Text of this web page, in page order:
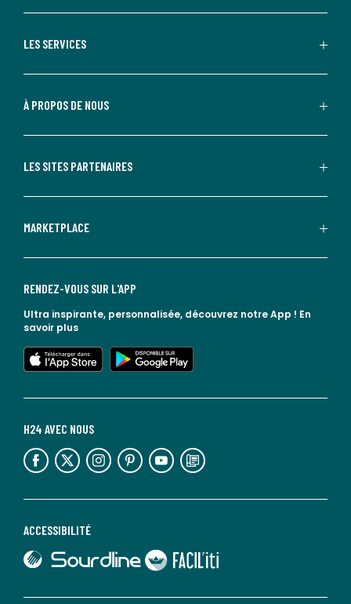
LES SERVICES
À PROPOS DE NOUS
LES SITES PARTENAIRES
MARKETPLACE
ACCESSIBILITÉ
lien vers Sourdline
lien vers Faciliti
H24 AVEC NOUS
lien vers l'espace réseaux sociaux lien vers l'espace réseaux sociaux lien vers l'espace réseaux sociaux lien vers l'espace réseaux sociaux lien vers l'espace réseaux sociaux lien vers le blog la redoute
RENDEZ-VOUS SUR L'APP
Ultra inspirante, personnalisée, découvrez notre App ! En
savoir plus
lien vers l'app store
lien vers google play